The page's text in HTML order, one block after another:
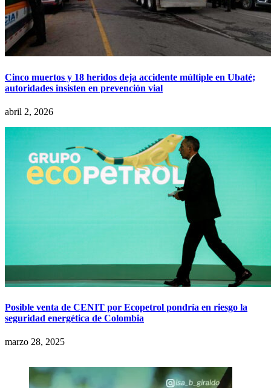
Cinco muertos y 18 heridos deja accidente múltiple en Ubaté;
autoridades insisten en prevención vial
abril 2, 2026
Posible venta de CENIT por Ecopetrol pondría en riesgo la
seguridad energética de Colombia
marzo 28, 2025